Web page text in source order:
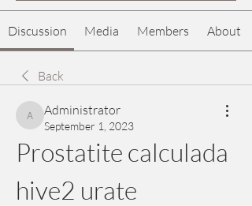
Discussion Media Members About
Back
Administrator
Administrator
September 1, 2023
Prostatite calculada
hive2 urate